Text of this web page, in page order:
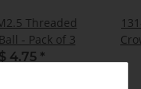
Threaded
- Pack of 3
$ 4.75 *